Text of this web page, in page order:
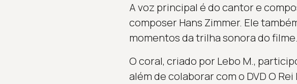
A voz principal é do cantor e
composer Hans Zimmer. Ele
momentos da trilha sonora do filme.
O coral, criado por Lebo M.,
além de colaborar com o DVD O